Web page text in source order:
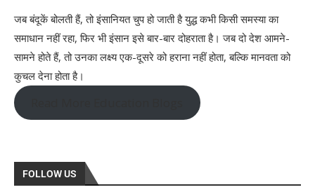
जब बंदूकें बोलती हैं, तो इंसानियत चुप हो जाती है युद्ध कभी किसी समस्या का
समाधान नहीं रहा, फिर भी इंसान इसे बार-बार दोहराता है। जब दो देश आमने-
सामने होते हैं, तो उनका लक्ष्य एक-दूसरे को हराना नहीं होता, बल्कि मानवता को
कुचल देना होता है।
FOLLOW US